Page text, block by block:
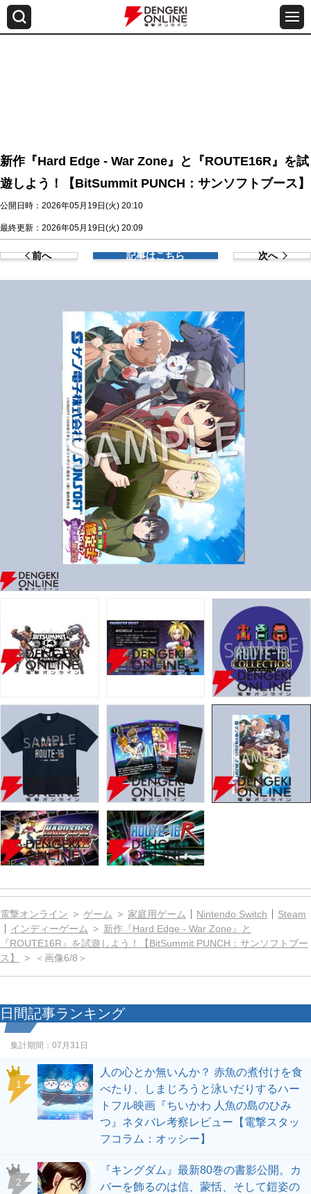
新作『Hard Edge - War Zone』と『ROUTE16R』を試
遊しよう！【BitSummit PUNCH：サンソフトブース】
公開日時：2026年05月19日(火) 20:10
最終更新：2026年05月19日(火) 20:09
前へ 記事はこちら 次へ
電撃オンライン ゲーム 家庭用ゲーム Nintendo Switch
Steam
インディーゲーム
新作『Hard Edge - War Zone』と
『ROUTE16R』を試遊しよう！【BitSummit PUNCH：サンソフトブー
ス】
＜画像6/8＞
日間記事ランキング
集計期間： 07月31日
1
人の心とか無いんか？ 赤魚の煮付けを食
べたり、しまじろうと泳いだりするハー
トフル映画『ちいかわ 人魚の島のひみ
つ』ネタバレ考察レビュー【電撃スタッ
フコラム：オッシー】
2
『キングダム』最新80巻の書影公開。カ
バーを飾るのは信、蒙恬、そして鎧姿の